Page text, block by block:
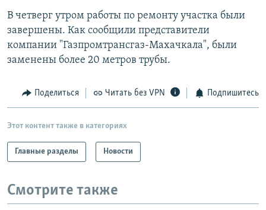
В четверг утром работы по ремонту участка были
завершены. Как сообщили представители
компании "Газпромтрансгаз-Махачкала", были
заменены более 20 метров трубы.
Поделиться Читать без VPN Подпишитесь
Этот контент также в категориях
Главные разделы Новости
Смотрите также